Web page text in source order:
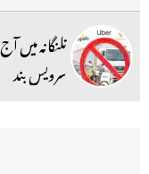
تلنگانہ
سرویس بند